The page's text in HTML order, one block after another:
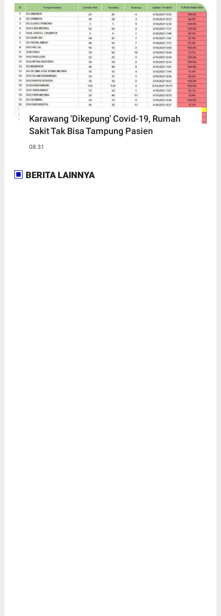
Karawang 'Dikepung' Covid-19, Rumah
Sakit Tak Bisa Tampung Pasien
08:31
BERITA LAINNYA